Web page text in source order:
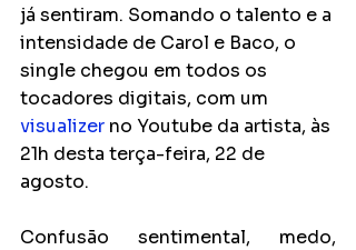
já sentiram. Somando o talento e a
intensidade de Carol e Baco, o
single chegou em todos os
tocadores digitais, com um
visualizer no Youtube da artista, às
21h desta terça-feira, 22 de
agosto.
Confusão sentimental, medo,